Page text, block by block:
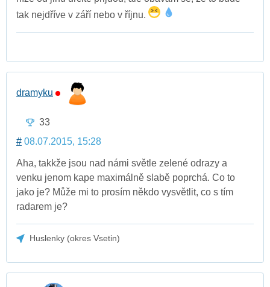
tak nejdříve v září nebo v říjnu.
dramyku
33
# 08.07.2015, 15:28
Aha, takkže jsou nad námi světle zelené odrazy a
venku jenom kape maximálně slabě poprchá. Co to
jako je? Může mi to prosím někdo vysvětlit, co s tím
radarem je?
Huslenky (okres Vsetin)